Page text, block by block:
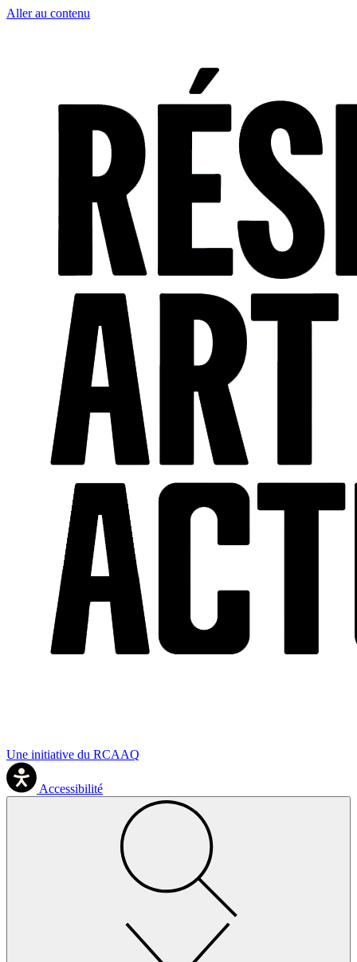
Aller au contenu
Une initiative du RCAAQ
Accessibilité